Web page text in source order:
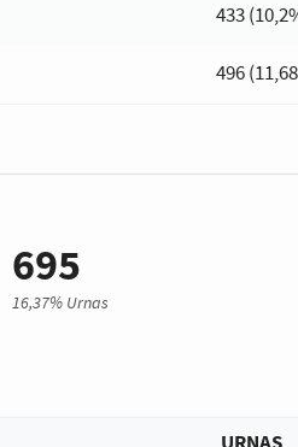
433
496
695
16,37% Urnas